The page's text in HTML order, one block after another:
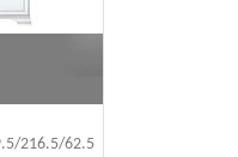
216.5/62.5